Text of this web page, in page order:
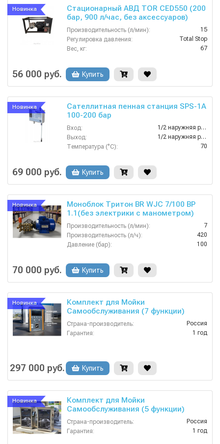
Новинка
Стационарный АВД TOR CED550 (200
бар, 900 л/час, без аксессуаров)
Производительность (л/мин):
15
Регулировка давления:
Total Stop
Вес, кг:
67
Напряжение (В):
56 000 руб. Купить
Новинка
Сателлитная пенная станция SPS-1A
100-200 бар
Вход:
1/2 наружняя резьба
Выход:
1/2 наружняя резьба
Температура (°C):
70
Материал корпуса:
69 000 руб. Купить
Новинка
Моноблок Тритон BR WJC 7/100 BP
1.1(без электрики с манометром)
Производительность (л/мин):
7
Производительность (л/ч):
420
Давление (бар):
100
Страна-производитель:
70 000 руб. Купить
Новинка
Комплект для Мойки
Самообслуживания (7 функции)
Страна-производитель:
Россия
Гарантия:
1 год
297 000 руб. Купить
Новинка
Комплект для Мойки
Самообслуживания (5 функции)
Страна-производитель:
Россия
Гарантия:
1 год